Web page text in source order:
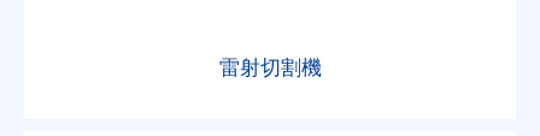
雷射切割機